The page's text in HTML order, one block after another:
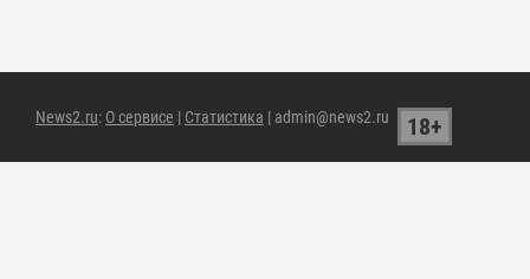
News2.ru: О сервисе | Статистика | admin@news2.ru 18+